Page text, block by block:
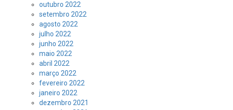
outubro 2022
setembro 2022
agosto 2022
julho 2022
junho 2022
maio 2022
abril 2022
março 2022
fevereiro 2022
janeiro 2022
dezembro 2021